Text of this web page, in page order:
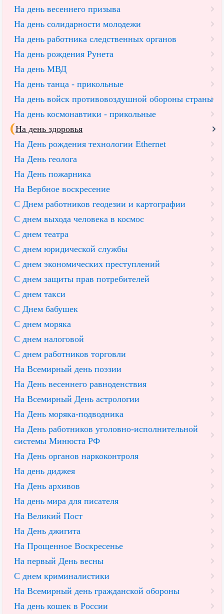
На день весеннего призыва
На день солидарности молодежи
На день работника следственных органов
На день рождения Рунета
На день МВД
На день танца - прикольные
На день войск противовоздушной обороны страны
На день космонавтики - прикольные
На день здоровья
На День рождения технологии Ethernet
На День геолога
На День пожарника
На Вербное воскресение
С Днем работников геодезии и картографии
С днем выхода человека в космос
С днем театра
С днем юридической службы
С днем экономических преступлений
С днем защиты прав потребителей
С днем такси
С Днем бабушек
С днем моряка
С днем налоговой
С днем работников торговли
На Всемирный день поэзии
На День весеннего равноденствия
На Всемирный День астрологии
На День моряка-подводника
На День работников уголовно-исполнительной
системы Минюста РФ
На День органов наркоконтроля
На день диджея
На День архивов
На день мира для писателя
На Великий Пост
На День джигита
На Прощенное Воскресенье
На первый День весны
С днем криминалистики
На Всемирный день гражданской обороны
На день кошек в России